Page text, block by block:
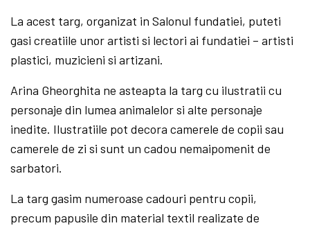
La acest targ, organizat in Salonul fundatiei, puteti
gasi creatiile unor artisti si lectori ai fundatiei – artisti
plastici, muzicieni si artizani.
Arina Gheorghita ne asteapta la targ cu ilustratii cu
personaje din lumea animalelor si alte personaje
inedite. Ilustratiile pot decora camerele de copii sau
camerele de zi si sunt un cadou nemaipomenit de
sarbatori.
La targ gasim numeroase cadouri pentru copii,
precum papusile din material textil realizate de